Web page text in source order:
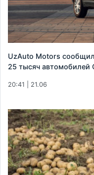
UzAuto Motors
25 тысяч автомобилей
20:41 | 21.06